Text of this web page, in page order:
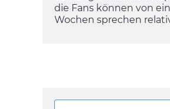
die Fans können von
Wochen sprechen